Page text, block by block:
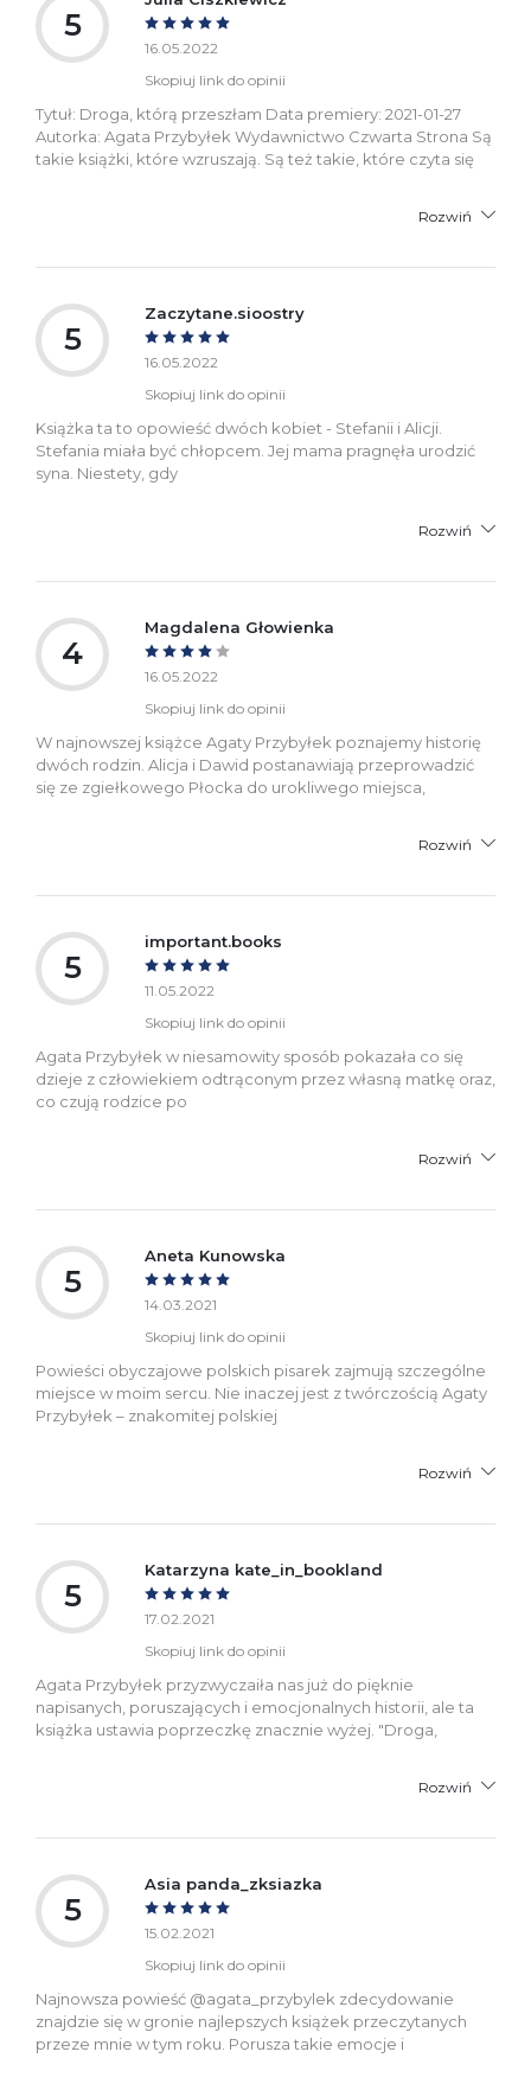
5
16.05.2022
Skopiuj link do opinii
Tytuł: Droga, którą przeszłam Data premiery: 2021-01-27
Autorka: Agata Przybyłek Wydawnictwo Czwarta Strona Są
takie książki, które wzruszają. Są też takie, które czyta się
Rozwiń
5
Zaczytane.sioostry
16.05.2022
Skopiuj link do opinii
Książka ta to opowieść dwóch kobiet - Stefanii i Alicji.
Stefania miała być chłopcem. Jej mama pragnęła urodzić
syna. Niestety, gdy
Rozwiń
4
Magdalena Głowienka
16.05.2022
Skopiuj link do opinii
W najnowszej książce Agaty Przybyłek poznajemy historię
dwóch rodzin. Alicja i Dawid postanawiają przeprowadzić
się ze zgiełkowego Płocka do urokliwego miejsca,
Rozwiń
5
important.books
11.05.2022
Skopiuj link do opinii
Agata Przybyłek w niesamowity sposób pokazała co się
dzieje z człowiekiem odtrąconym przez własną matkę oraz,
co czują rodzice po
Rozwiń
5
Aneta Kunowska
14.03.2021
Skopiuj link do opinii
Powieści obyczajowe polskich pisarek zajmują szczególne
miejsce w moim sercu. Nie inaczej jest z twórczością Agaty
Przybyłek – znakomitej polskiej
Rozwiń
5
Katarzyna kate_in_bookland
17.02.2021
Skopiuj link do opinii
Agata Przybyłek przyzwyczaiła nas już do pięknie
napisanych, poruszających i emocjonalnych historii, ale ta
książka ustawia poprzeczkę znacznie wyżej. "Droga,
Rozwiń
5
Asia panda_zksiazka
15.02.2021
Skopiuj link do opinii
Najnowsza powieść @agata_przybylek zdecydowanie
znajdzie się w gronie najlepszych książek przeczytanych
przeze mnie w tym roku. Porusza takie emocje i